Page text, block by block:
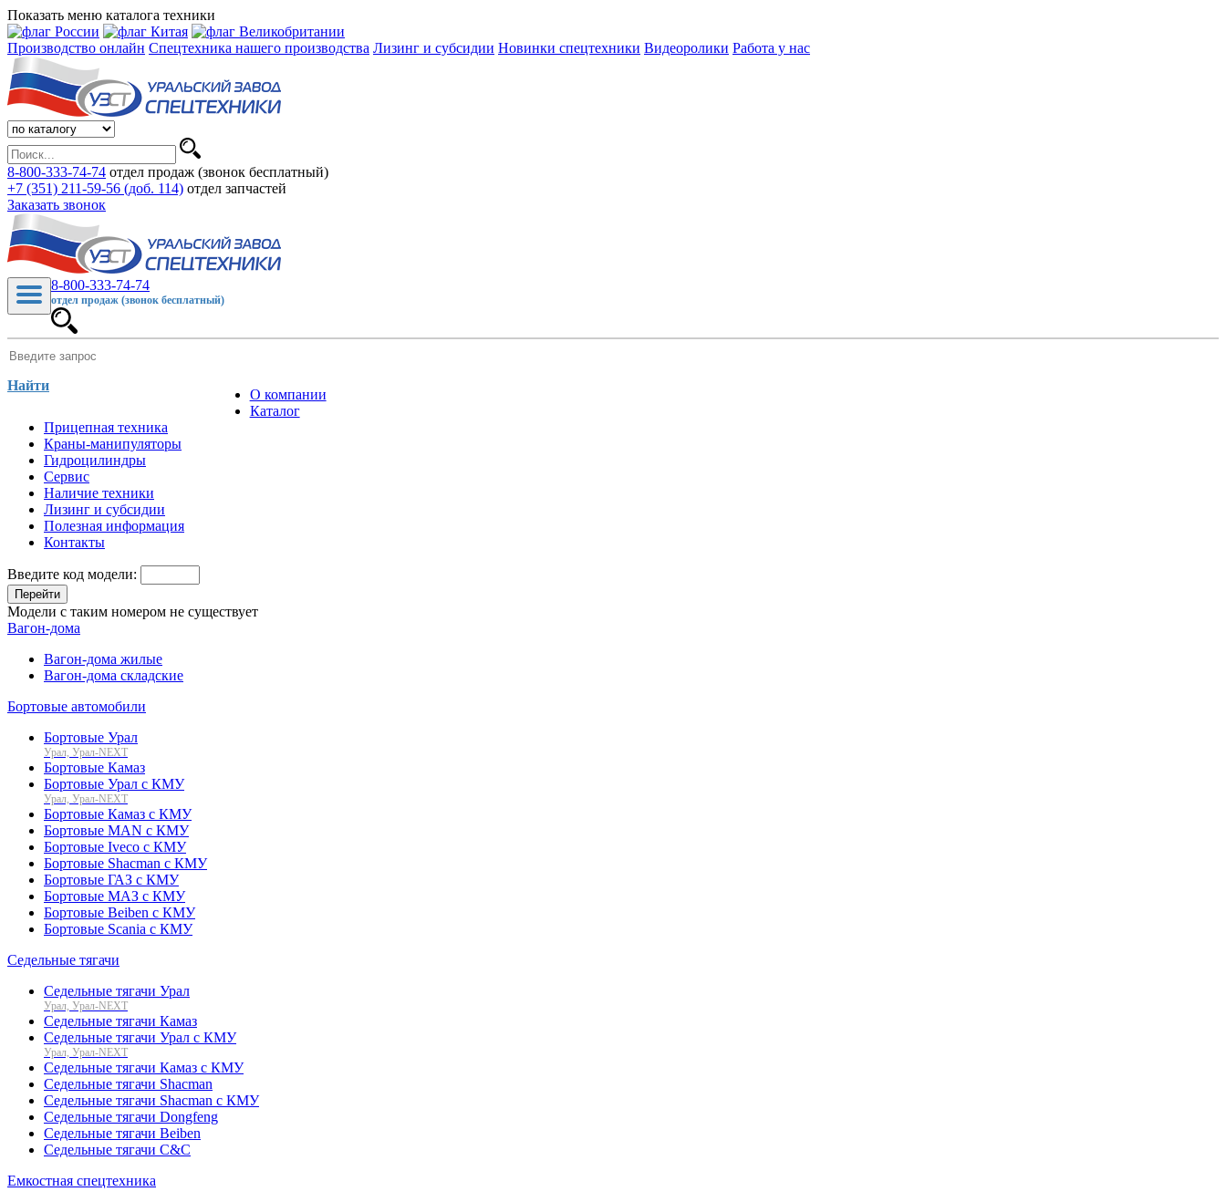
Показать меню каталога техники
Производство онлайн Спецтехника нашего производства Лизинг и субсидии Новинки спецтехники Видеоролики Работа у нас
8-800-333-74-74 отдел продаж (звонок бесплатный)
+7 (351) 211-59-56 (доб. 114) отдел запчастей
Заказать звонок
8-800-333-74-74
отдел продаж (звонок бесплатный)
Найти
О компании
Каталог
Прицепная техника
Краны-манипуляторы
Гидроцилиндры
Сервис
Наличие техники
Лизинг и субсидии
Полезная информация
Контакты
Введите код модели:
Перейти
Модели с таким номером не существует
Вагон-дома
Вагон-дома жилые
Вагон-дома складские
Бортовые автомобили
Бортовые Урал
Урал, Урал-NEXT
Бортовые Камаз
Бортовые Урал с КМУ
Урал, Урал-NEXT
Бортовые Камаз с КМУ
Бортовые MAN с КМУ
Бортовые Iveco с КМУ
Бортовые Shacman с КМУ
Бортовые ГАЗ с КМУ
Бортовые МАЗ с КМУ
Бортовые Beiben с КМУ
Бортовые Scania с КМУ
Седельные тягачи
Седельные тягачи Урал
Урал, Урал-NEXT
Седельные тягачи Камаз
Седельные тягачи Урал с КМУ
Урал, Урал-NEXT
Седельные тягачи Камаз с КМУ
Седельные тягачи Shacman
Седельные тягачи Shacman с КМУ
Седельные тягачи Dongfeng
Седельные тягачи Beiben
Седельные тягачи C&C
Емкостная спецтехника